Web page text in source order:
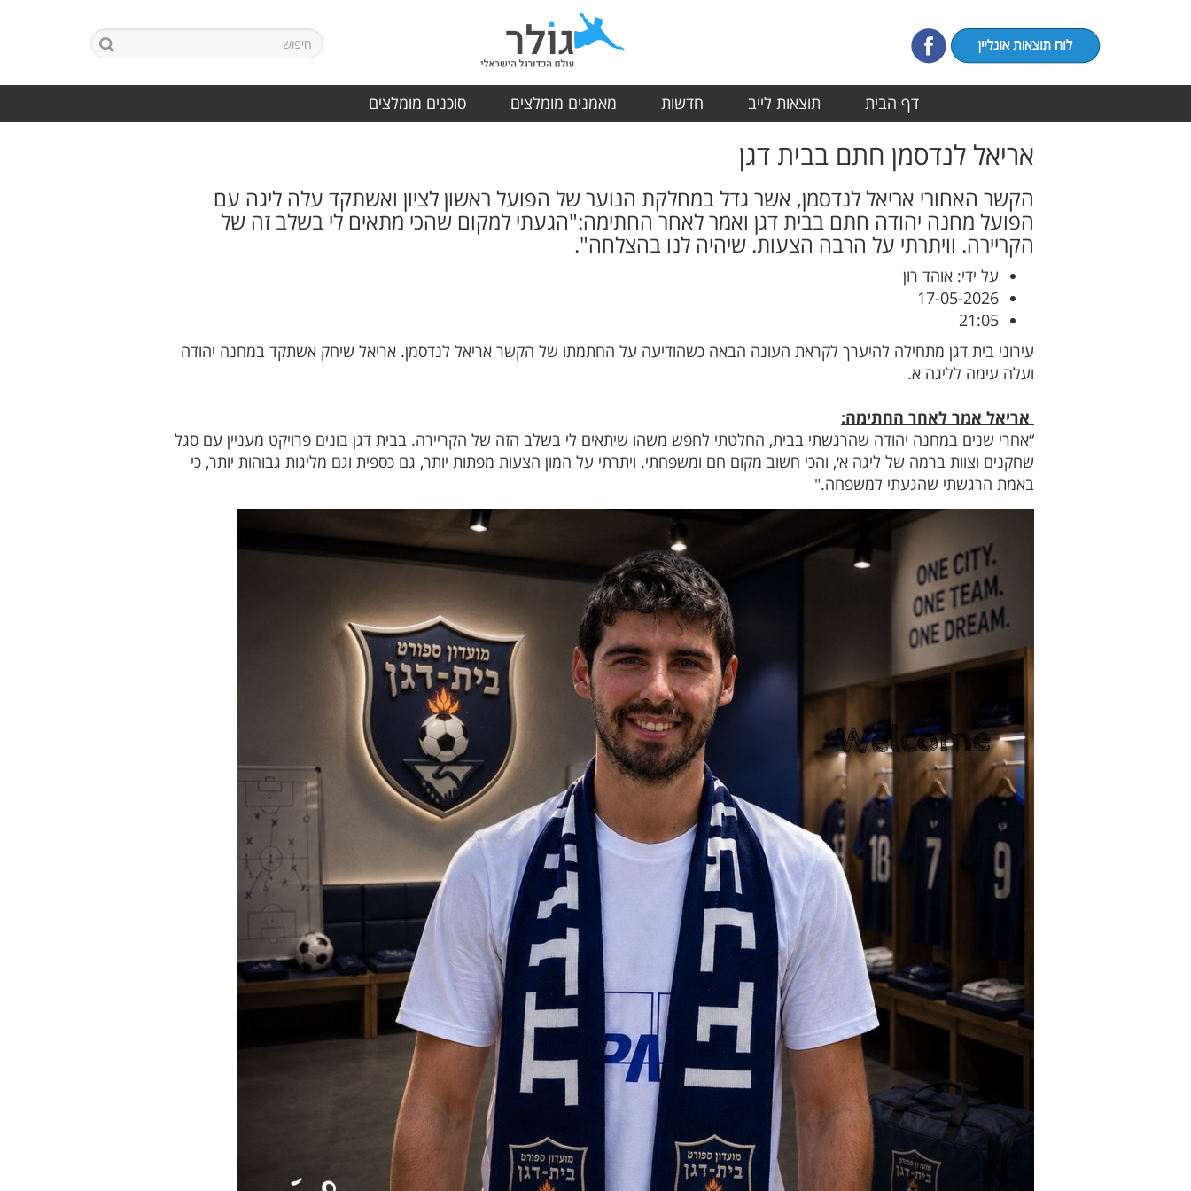
דף הבית תוצאות לייב חדשות מאמנים מומלצים סוכנים מומלצים
אריאל לנדסמן חתם בבית דגן
הקשר האחורי אריאל לנדסמן, אשר גדל במחלקת הנוער של הפועל ראשון לציון ואשתקד עלה ליגה עם
הפועל מחנה יהודה חתם בבית דגן ואמר לאחר החתימה:"הגעתי למקום שהכי מתאים לי בשלב זה של
הקריירה. וויתרתי על הרבה הצעות. שיהיה לנו בהצלחה".
על ידי: אוהד רון
17-05-2026
21:05
עירוני בית דגן מתחילה להיערך לקראת העונה הבאה כשהודיעה על החתמתו של הקשר אריאל לנדסמן. אריאל שיחק אשתקד במחנה יהודה
ועלה עימה לליגה א.
אריאל אמר לאחר החתימה:
“אחרי שנים במחנה יהודה שהרגשתי בבית, החלטתי לחפש משהו שיתאים לי בשלב הזה של הקריירה. בבית דגן בונים פרויקט מעניין עם סגל
שחקנים וצוות ברמה של ליגה א׳, והכי חשוב מקום חם ומשפחתי. ויתרתי על המון הצעות מפתות יותר, גם כספית וגם מליגות גבוהות יותר, כי
באמת הרגשתי שהגעתי למשפחה."